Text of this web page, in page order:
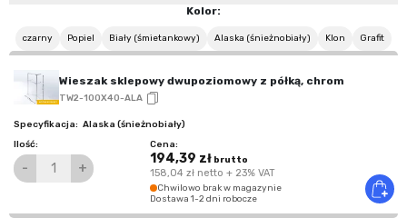
Kolor:
czarny Popiel Biały (śmietankowy) Alaska (śnieżnobiały) Klon Grafit
Wieszak sklepowy dwupoziomowy z półką, chrom
TW2-100X40-ALA
Alaska (śnieżnobiały)
- +
194,39 złbrutto
158,04 złnetto + 23% VAT
Chwilowo brak w magazynie
Dostawa 1-2 dni robocze